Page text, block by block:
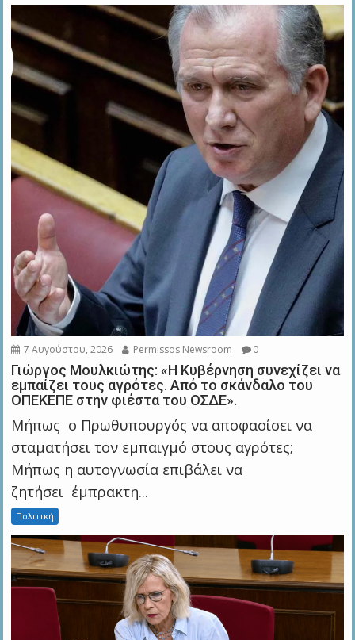
7 Αυγούστου, 2026 Permissos Newsroom 0
Γιώργος Μουλκιώτης: «Η Κυβέρνηση συνεχίζει να
εμπαίζει τους αγρότες. Από το σκάνδαλο του
ΟΠΕΚΕΠΕ στην φιέστα του ΟΣΔΕ».
Μήπως ο Πρωθυπουργός να αποφασίσει να
σταματήσει τον εμπαιγμό στους αγρότες;
Μήπως η αυτογνωσία επιβάλει να
ζητήσει έμπρακτη...
Πολιτική